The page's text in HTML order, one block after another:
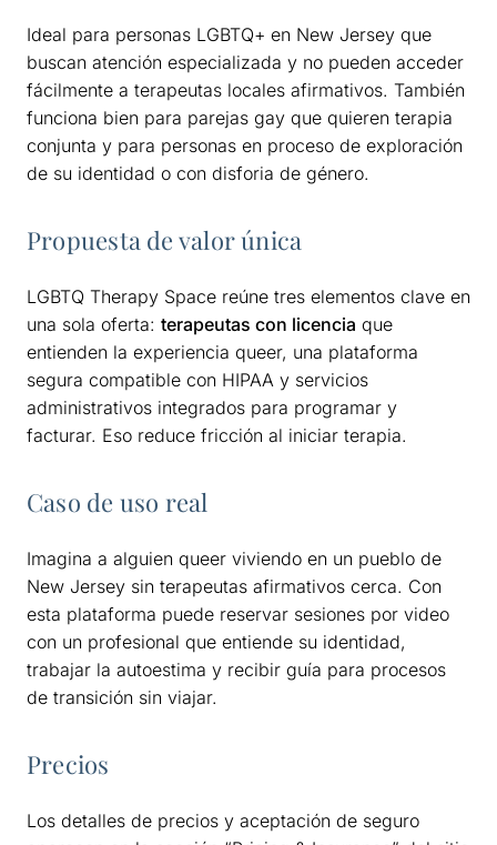
Ideal para personas LGBTQ+ en New Jersey que
buscan atención especializada y no pueden acceder
fácilmente a terapeutas locales afirmativos. También
funciona bien para parejas gay que quieren terapia
conjunta y para personas en proceso de exploración
de su identidad o con disforia de género.
Propuesta de valor única
LGBTQ Therapy Space reúne tres elementos clave en
una sola oferta: terapeutas con licencia que
entienden la experiencia queer, una plataforma
segura compatible con HIPAA y servicios
administrativos integrados para programar y
facturar. Eso reduce fricción al iniciar terapia.
Caso de uso real
Imagina a alguien queer viviendo en un pueblo de
New Jersey sin terapeutas afirmativos cerca. Con
esta plataforma puede reservar sesiones por video
con un profesional que entiende su identidad,
trabajar la autoestima y recibir guía para procesos
de transición sin viajar.
Precios
Los detalles de precios y aceptación de seguro